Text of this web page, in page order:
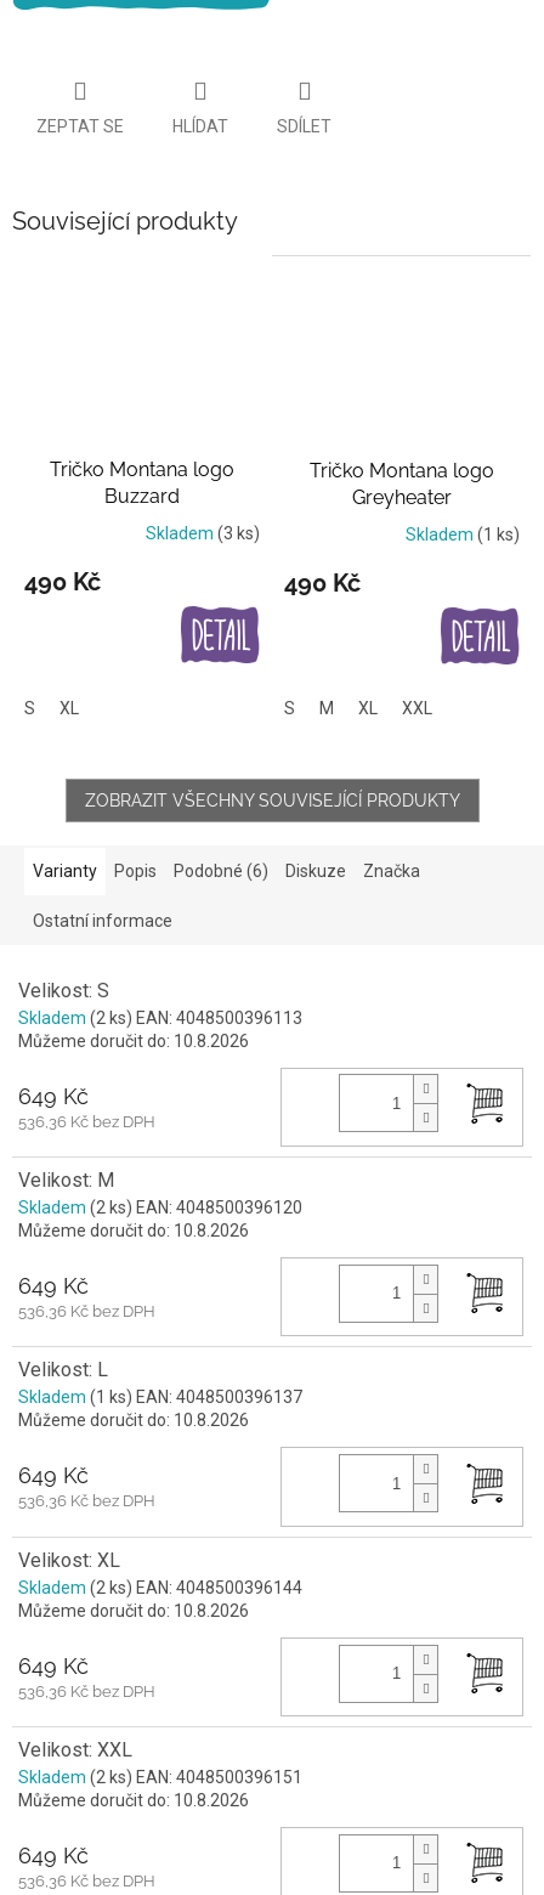
ZEPTAT SE HLÍDAT SDÍLET
Související produkty
Tričko Montana logo
Buzzard
Skladem (3 ks)
490 Kč
S XL
Tričko Montana logo
Greyheater
Skladem (1 ks)
490 Kč
S M XL XXL
ZOBRAZIT VŠECHNY SOUVISEJÍCÍ PRODUKTY
Varianty Popis Podobné (6) Diskuze Značka
Ostatní informace
Velikost: S
Skladem (2 ks) EAN: 4048500396113
Můžeme doručit do: 10.8.2026
649 Kč
536,36 Kč bez DPH
Velikost: M
Skladem (2 ks) EAN: 4048500396120
Můžeme doručit do: 10.8.2026
649 Kč
536,36 Kč bez DPH
Velikost: L
Skladem (1 ks) EAN: 4048500396137
Můžeme doručit do: 10.8.2026
649 Kč
536,36 Kč bez DPH
Velikost: XL
Skladem (2 ks) EAN: 4048500396144
Můžeme doručit do: 10.8.2026
649 Kč
536,36 Kč bez DPH
Velikost: XXL
Skladem (2 ks) EAN: 4048500396151
Můžeme doručit do: 10.8.2026
649 Kč
536,36 Kč bez DPH